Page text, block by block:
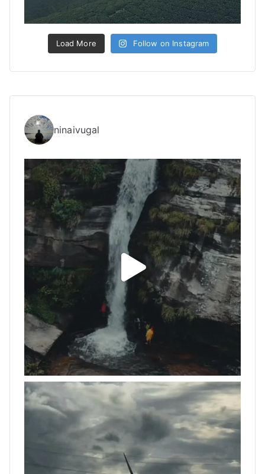
Load More Follow on Instagram
ninaivugal